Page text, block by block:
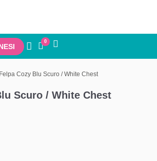
0
Cozy Blu Scuro / White Chest
Scuro / White Chest